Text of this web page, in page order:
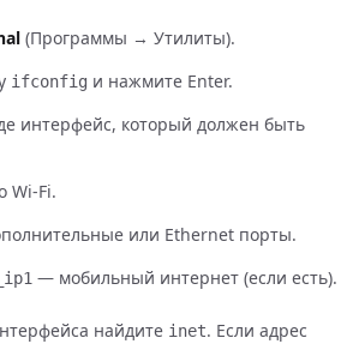
(Программы → Утилиты).
ifconfig и нажмите Enter.
интерфейс, который должен быть
Wi-Fi.
или Ethernet порты.
— мобильный интернет (если есть).
найдите inet. Если адрес